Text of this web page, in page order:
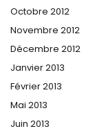
Octobre 2012
Novembre 2012
Décembre 2012
Janvier 2013
Février 2013
Mai 2013
Juin 2013